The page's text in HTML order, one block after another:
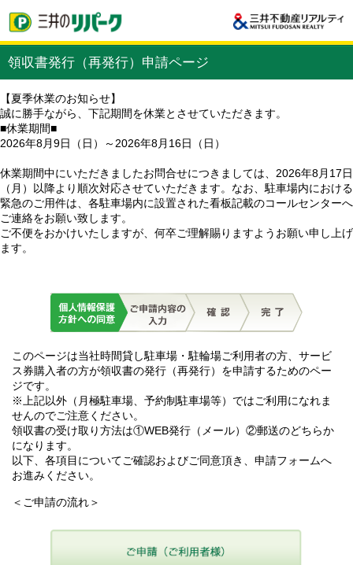
領収書発行（再発行）申請ページ
【夏季休業のお知らせ】
誠に勝手ながら、下記期間を休業とさせていただきます。
■休業期間■
2026年8月9日（日）～2026年8月16日（日）
休業期間中にいただきましたお問合せにつきましては、2026年8月17日
（月）以降より順次対応させていただきます。なお、駐車場内における
緊急のご用件は、各駐車場内に設置された看板記載のコールセンターへ
ご連絡をお願い致します。
ご不便をおかけいたしますが、何卒ご理解賜りますようお願い申し上げ
ます。
このページは当社時間貸し駐車場・駐輪場ご利用者の方、サービ
ス券購入者の方が領収書の発行（再発行）を申請するためのペー
ジです。
※上記以外（月極駐車場、予約制駐車場等）ではご利用になれま
せんのでご注意ください。
領収書の受け取り方法は①WEB発行（メール）②郵送のどちらか
になります。
以下、各項目についてご確認およびご同意頂き、申請フォームへ
お進みください。
＜ご申請の流れ＞